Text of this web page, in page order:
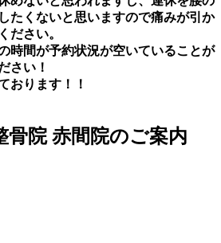
たくないと思いますので痛みが引か
ださい。
時間が予約状況が空いていることが
さい！
おります！！
骨院 赤間院のご案内